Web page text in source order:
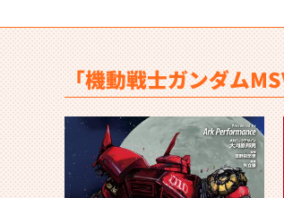
「機動戦士ガンダム